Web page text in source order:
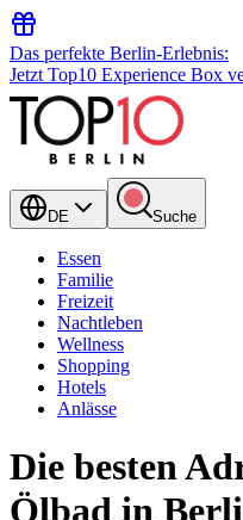
Das perfekte Berlin-Erlebnis:
Jetzt Top10 Experience Box
DE Suche
Essen
Familie
Freizeit
Nachtleben
Wellness
Shopping
Hotels
Anlässe
Die besten
Ölbad in